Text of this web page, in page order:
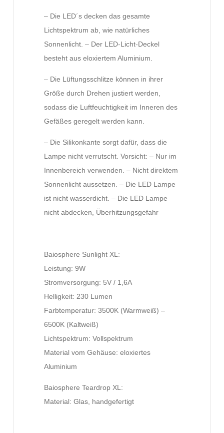
– Die LED´s decken das gesamte
Lichtspektrum ab, wie natürliches
Sonnenlicht. – Der LED-Licht-Deckel
besteht aus eloxiertem Aluminium.
– Die Lüftungsschlitze können in ihrer
Größe durch Drehen justiert werden,
sodass die Luftfeuchtigkeit im Inneren des
Gefäßes geregelt werden kann.
– Die Silikonkante sorgt dafür, dass die
Lampe nicht verrutscht. Vorsicht: – Nur im
Innenbereich verwenden. – Nicht direktem
Sonnenlicht aussetzen. – Die LED Lampe
ist nicht wasserdicht. – Die LED Lampe
nicht abdecken, Überhitzungsgefahr
Baiosphere Sunlight XL:
Leistung: 9W
Stromversorgung: 5V / 1,6A
Helligkeit: 230 Lumen
Farbtemperatur: 3500K (Warmweiß) –
6500K (Kaltweiß)
Lichtspektrum: Vollspektrum
Material vom Gehäuse: eloxiertes
Aluminium
Baiosphere Teardrop XL:
Material: Glas, handgefertigt